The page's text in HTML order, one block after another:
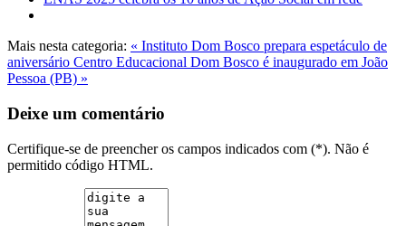
Mais nesta categoria: « Instituto Dom Bosco prepara espetáculo de
aniversário Centro Educacional Dom Bosco é inaugurado em João
Pessoa (PB) »
Deixe um comentário
Certifique-se de preencher os campos indicados com (*). Não é
permitido código HTML.